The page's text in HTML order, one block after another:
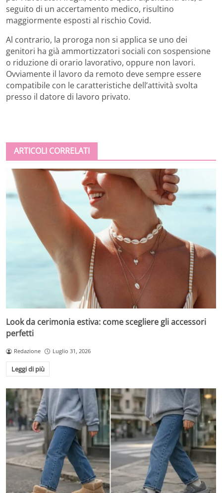
seguito di un accertamento medico, risultino
maggiormente esposti al rischio Covid.
Al contrario, la proroga non si applica se uno dei
genitori ha già ammortizzatori sociali con sospensione
o riduzione di orario lavorativo, oppure non lavori.
Ovviamente il lavoro da remoto deve sempre essere
compatibile con le caratteristiche dell’attività svolta
presso il datore di lavoro privato.
ARTICOLI CORRELATI
Look da cerimonia estiva: come scegliere gli accessori
perfetti
Redazione Luglio 31, 2026
Leggi di più